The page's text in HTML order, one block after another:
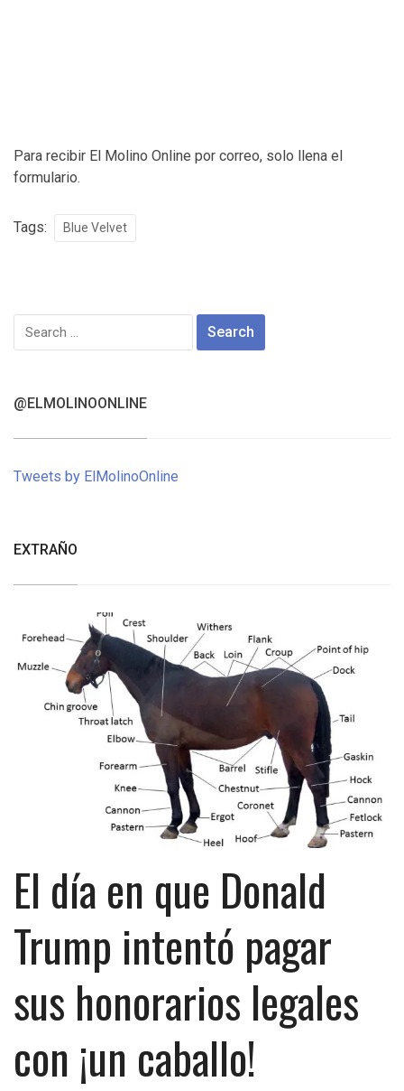
Para recibir El Molino Online por correo, solo llena el
formulario.
Tags: Blue Velvet
Search
for:
@ELMOLINOONLINE
Tweets by ElMolinoOnline
EXTRAÑO
El día en que Donald
Trump intentó pagar
sus honorarios legales
con ¡un caballo!